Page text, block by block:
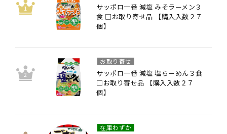
サッポロ一番 減塩 みそラーメン３
食 □お取り寄せ品 【購入入数２７
個】
サッポロ一番 減塩 塩らーめん３食
□お取り寄せ品 【購入入数２７
個】
お取り寄せ
在庫わずか